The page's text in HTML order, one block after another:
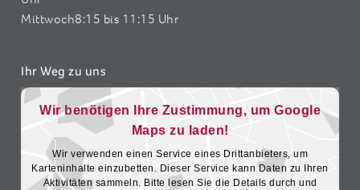
Mittwoch8:15 bis 11:15 Uhr
Ihr Weg zu uns
Wir benötigen Ihre Zustimmung, um Google
Maps zu laden!
Wir verwenden einen Service eines Drittanbieters, um
Karteninhalte einzubetten. Dieser Service kann Daten zu Ihren
Aktivitäten sammeln. Bitte lesen Sie die Details durch und